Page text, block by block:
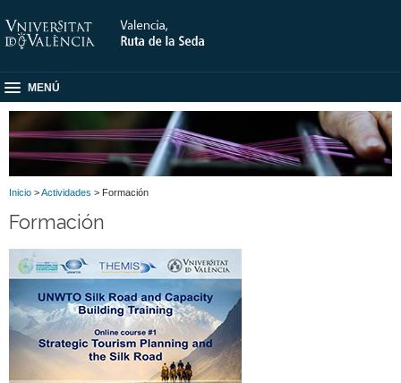
MENÚ
Inicio >Actividades > Formación
Formación